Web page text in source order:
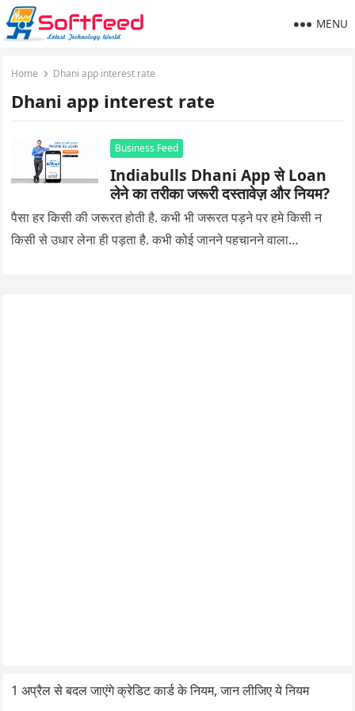
MENU
Home Dhani app interest rate
Dhani app interest rate
Business Feed
Indiabulls Dhani App से Loan
लेने का तरीका जरूरी दस्तावेज़ और नियम?
पैसा हर किसी की जरूरत होती है. कभी भी जरूरत पड़ने पर हमे किसी न
किसी से उधार लेना ही पड़ता है. कभी कोई जानने पहचानने वाला…
1 अप्रैल से बदल जाएंगे क्रेडिट कार्ड के नियम, जान लीजिए ये नियम